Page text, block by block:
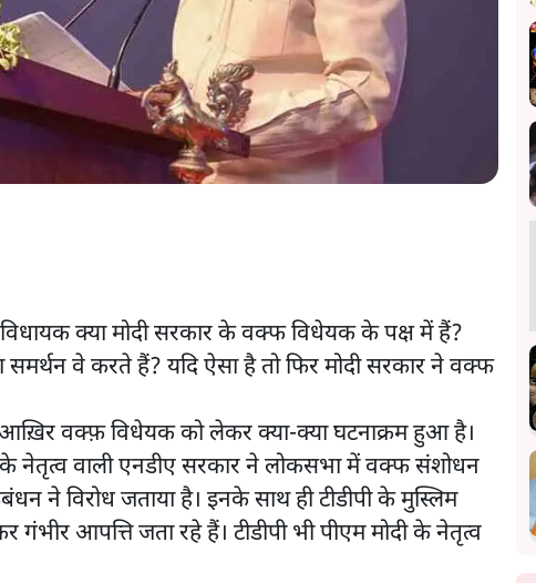
क्या मोदी सरकार के वक्फ विधेयक के पक्ष में हैं?
वे करते हैं? यदि ऐसा है तो फिर मोदी सरकार ने वक्फ
वक्फ़ विधेयक को लेकर क्या-क्या घटनाक्रम हुआ है।
नेतृत्व वाली एनडीए सरकार ने लोकसभा में वक्फ संशोधन
ने विरोध जताया है। इनके साथ ही टीडीपी के मुस्लिम
आपत्ति जता रहे हैं। टीडीपी भी पीएम मोदी के नेतृत्व